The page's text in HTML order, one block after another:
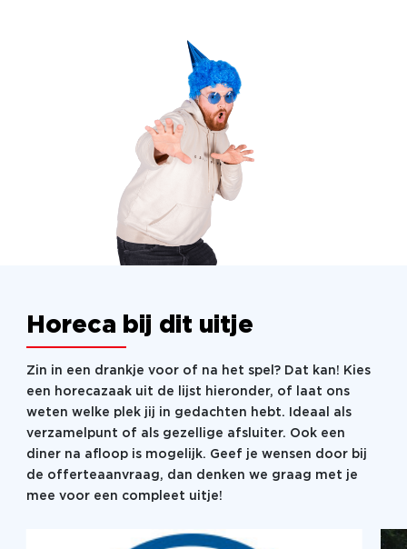
Horeca bij dit uitje
Zin in een drankje voor of na het spel? Dat kan! Kies
een horecazaak uit de lijst hieronder, of laat ons
weten welke plek jij in gedachten hebt. Ideaal als
verzamelpunt of als gezellige afsluiter. Ook een
diner na afloop is mogelijk. Geef je wensen door bij
de offerteaanvraag, dan denken we graag met je
mee voor een compleet uitje!